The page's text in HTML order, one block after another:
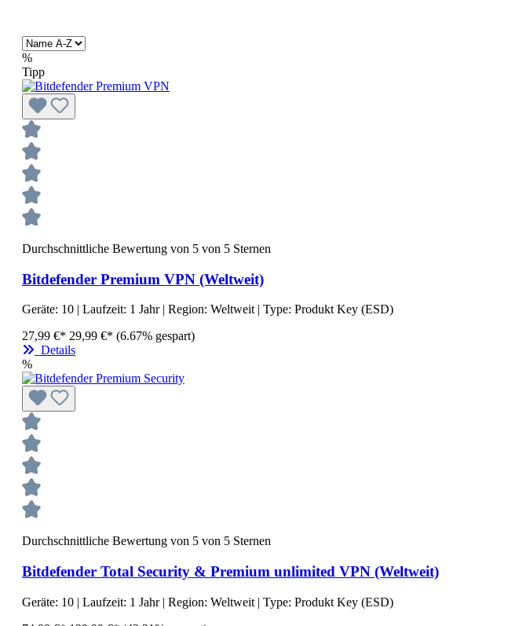
%
Tipp
Durchschnittliche Bewertung von 5 von 5 Sternen
Bitdefender Premium VPN (Weltweit)
Geräte: 10 | Laufzeit: 1 Jahr | Region: Weltweit | Type: Produkt Key (ESD)
27,99 €* 29,99 €* (6.67% gespart)
Details
%
Durchschnittliche Bewertung von 5 von 5 Sternen
Bitdefender Total Security & Premium unlimited VPN (Weltweit)
Geräte: 10 | Laufzeit: 1 Jahr | Region: Weltweit | Type: Produkt Key (ESD)